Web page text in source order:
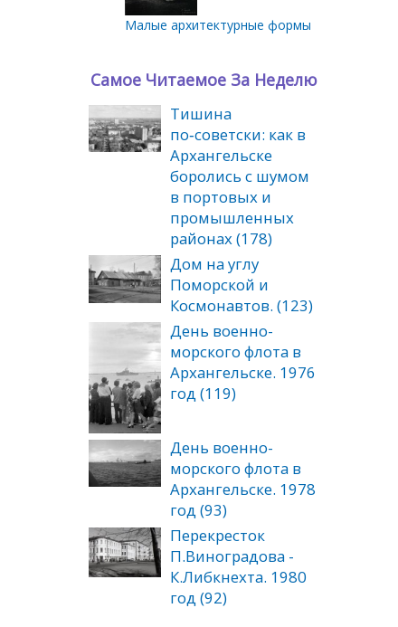
Малые архитектурные формы
Самое Читаемое За Неделю
Тишина
по‑советски: как в
Архангельске
боролись с шумом
в портовых и
промышленных
районах (178)
Дом на углу
Поморской и
Космонавтов. (123)
День военно-
морского флота в
Архангельске. 1976
год (119)
День военно-
морского флота в
Архангельске. 1978
год (93)
Перекресток
П.Виноградова -
К.Либкнехта. 1980
год (92)